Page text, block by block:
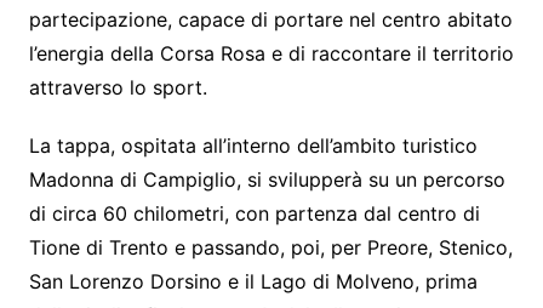
partecipazione, capace di portare nel centro abitato
l’energia della Corsa Rosa e di raccontare il territorio
attraverso lo sport.
La tappa, ospitata all’interno dell’ambito turistico
Madonna di Campiglio, si svilupperà su un percorso
di circa 60 chilometri, con partenza dal centro di
Tione di Trento e passando, poi, per Preore, Stenico,
San Lorenzo Dorsino e il Lago di Molveno, prima